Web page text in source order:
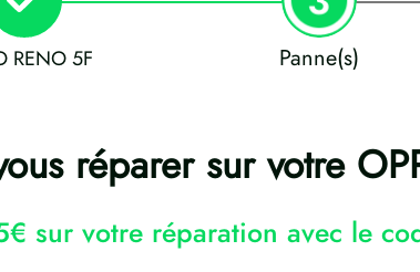
RENO 5F Panne(s)
réparer sur votre
sur votre réparation avec le